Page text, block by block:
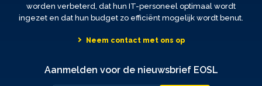
worden verbeterd, dat hun IT-personeel optimaal wordt
ingezet en dat hun budget zo efficiënt mogelijk wordt benut.
Neem contact met ons op
Aanmelden voor de nieuwsbrief EOSL